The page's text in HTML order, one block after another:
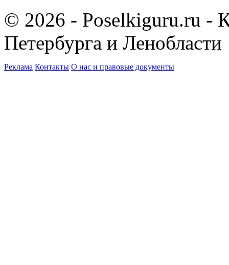
© 2026 - Poselkiguru.ru -
Петербурга и Ленобласти
Реклама Контакты О нас и правовые документы